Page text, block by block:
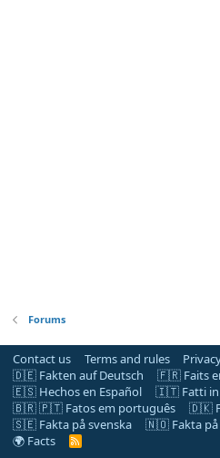
Forums
Contact us Terms and rules
🇩🇪 Fakten auf Deutsch
🇫🇷 Faits
🇪🇸 Hechos en Español
🇮🇹 Fatti in
🇧🇷 🇵🇹 Fatos em português
🇩🇰
🇸🇪 Fakta på svenska
🇳🇴 Fakta på
🌍 Facts
R